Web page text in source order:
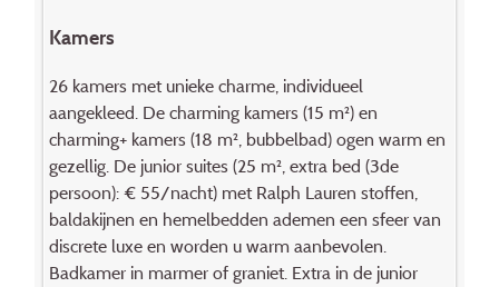
Kamers
26 kamers met unieke charme, individueel
aangekleed. De charming kamers (15 m²) en
charming+ kamers (18 m², bubbelbad) ogen warm en
gezellig. De junior suites (25 m², extra bed (3de
persoon): € 55/nacht) met Ralph Lauren stoffen,
baldakijnen en hemelbedden ademen een sfeer van
discrete luxe en worden u warm aanbevolen.
Badkamer in marmer of graniet. Extra in de junior